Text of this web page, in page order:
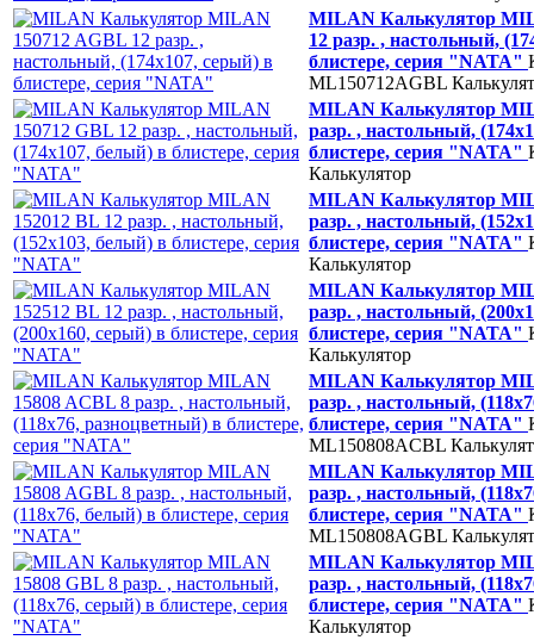
MILAN Калькулятор
12 разр. , настольный,
блистере, серия "NATA"
ML150712AGBL
MILAN Калькулятор
разр. , настольный,
блистере, серия "NATA"
Калькулятор
MILAN Калькулятор
разр. , настольный,
блистере, серия "NATA"
Калькулятор
MILAN Калькулятор
разр. , настольный,
блистере, серия "NATA"
Калькулятор
MILAN Калькулятор
разр. , настольный,
блистере, серия "NATA"
ML150808ACBL
MILAN Калькулятор
разр. , настольный,
блистере, серия "NATA"
ML150808AGBL
MILAN Калькулятор
разр. , настольный,
блистере, серия "NATA"
Калькулятор